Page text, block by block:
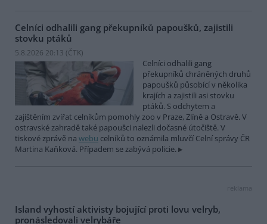
Celníci odhalili gang překupníků papoušků, zajistili
stovku ptáků
5.8.2026 20:13 (ČTK)
Celníci odhalili gang
překupníků chráněných druhů
papoušků působící v několika
krajích a zajistili asi stovku
ptáků. S odchytem a
zajištěním zvířat celníkům pomohly zoo v Praze, Zlíně a Ostravě. V
ostravské zahradě také papoušci nalezli dočasné útočiště. V
tiskové zprávě na webu celníků to oznámila mluvčí Celní správy ČR
Martina Kaňková. Případem se zabývá policie.
reklama
Island vyhostí aktivisty bojující proti lovu velryb,
pronásledovali velrybáře